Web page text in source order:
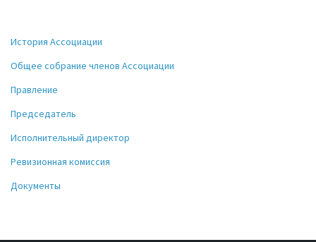
История Ассоциации
Общее собрание членов Ассоциации
Правление
Председатель
Исполнительный директор
Ревизионная комиссия
Документы